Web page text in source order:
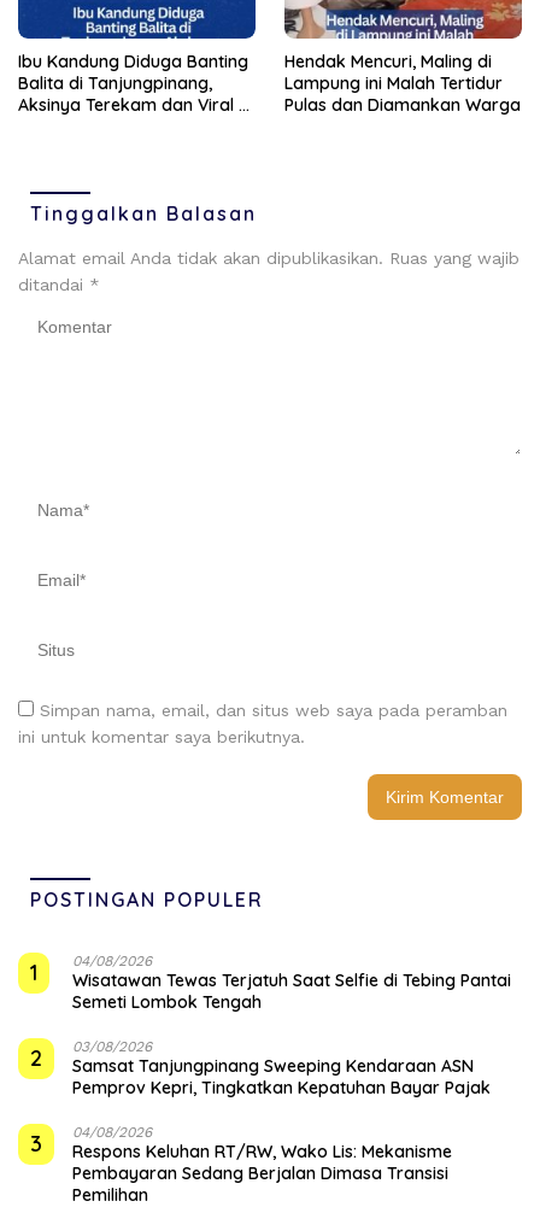
Ibu Kandung Diduga Banting
Balita di Tanjungpinang,
Aksinya Terekam dan Viral di
Hendak Mencuri, Maling di
Lampung ini Malah Tertidur
Pulas dan Diamankan Warga
Tinggalkan Balasan
Alamat email Anda tidak akan dipublikasikan. Ruas yang wajib
ditandai *
Simpan nama, email, dan situs web saya pada peramban
ini untuk komentar saya berikutnya.
POSTINGAN POPULER
1 04/08/2026
Wisatawan Tewas Terjatuh Saat Selfie di Tebing Pantai
Semeti Lombok Tengah
2 03/08/2026
Samsat Tanjungpinang Sweeping Kendaraan ASN
Pemprov Kepri, Tingkatkan Kepatuhan Bayar Pajak
3 04/08/2026
‎Respons Keluhan RT/RW, Wako Lis: Mekanisme
Pembayaran Sedang Berjalan Dimasa Transisi
Pemilihan